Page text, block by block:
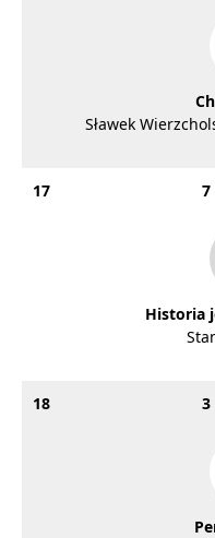
Sławek
17 7
Historia
18 3